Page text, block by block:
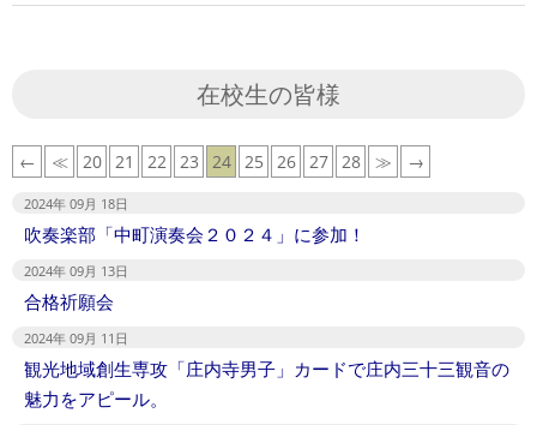
在校生の皆様
← ≪ 20 21 22 23 24 25 26 27 28 ≫ →
2024年 09月 18日
吹奏楽部「中町演奏会２０２４」に参加！
2024年 09月 13日
合格祈願会
2024年 09月 11日
観光地域創生専攻「庄内寺男子」カードで庄内三十三観音の
魅力をアピール。